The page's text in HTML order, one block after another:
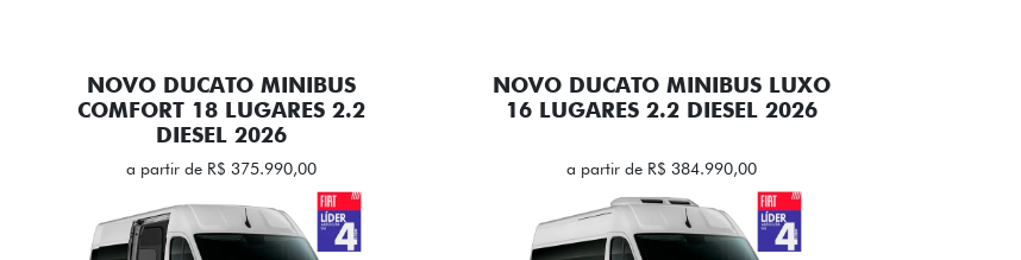
NOVO DUCATO MINIBUS
COMFORT 18 LUGARES 2.2
DIESEL 2026
a partir de R$ 375.990,00
NOVO DUCATO MINIBUS LUXO
16 LUGARES 2.2 DIESEL 2026
a partir de R$ 384.990,00